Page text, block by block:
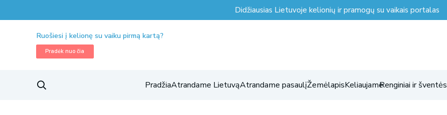
Didžiausias Lietuvoje kelionių ir pramogų su vaikais portalas
Ruošiesi į kelionę su vaiku pirmą kartą?
Pradėk nuo čia
PradžiaAtrandame LietuvąAtrandame pasaulįŽemėlapisKeliaujameRenginiai ir šventės